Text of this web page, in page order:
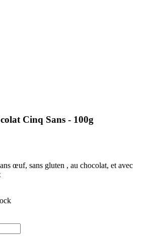
Cinq Sans - 100g
œuf, sans gluten , au chocolat, et avec